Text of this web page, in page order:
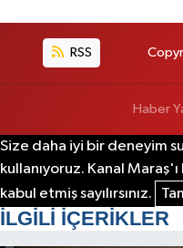
RSS
Haber
Size daha iyi bir deneyim
kullanıyoruz. Kanal
kabul etmiş sayılırsınız.